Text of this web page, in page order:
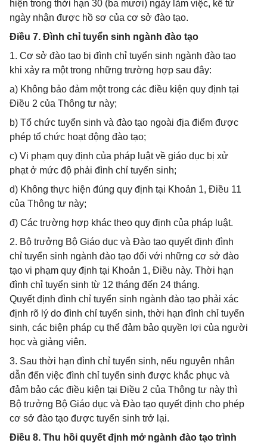
hiện trong thời hạn 30 (ba mươi) ngày làm việc, kể từ
ngày nhận được hồ sơ của cơ sở đào tạo.
Điều 7. Đình chỉ tuyển sinh ngành đào tạo
1. Cơ sở đào tạo bị đình chỉ tuyển sinh ngành đào tạo
khi xảy ra một trong những trường hợp sau đây:
a) Không bảo đảm một trong các điều kiện quy định tại
Điều 2 của Thông tư này;
b) Tổ chức tuyển sinh và đào tạo ngoài địa điểm được
phép tổ chức hoạt động đào tạo;
c) Vi phạm quy định của pháp luật về giáo dục bị xử
phạt ở mức độ phải đình chỉ tuyển sinh;
d) Không thực hiện đúng quy định tại Khoản 1, Điều 11
của Thông tư này;
đ) Các trường hợp khác theo quy định của pháp luật.
2. Bộ trưởng Bộ Giáo dục và Đào tạo quyết định đình
chỉ tuyển sinh ngành đào tạo đối với những cơ sở đào
tạo vi phạm quy định tại Khoản 1, Điều này. Thời hạn
đình chỉ tuyển sinh từ 12 tháng đến 24 tháng.
Quyết định đình chỉ tuyển sinh ngành đào tạo phải xác
định rõ lý do đình chỉ tuyển sinh, thời hạn đình chỉ tuyển
sinh, các biện pháp cụ thể đảm bảo quyền lợi của người
học và giảng viên.
3. Sau thời hạn đình chỉ tuyển sinh, nếu nguyên nhân
dẫn đến việc đình chỉ tuyển sinh được khắc phục và
đảm bảo các điều kiện tại Điều 2 của Thông tư này thì
Bộ trưởng Bộ Giáo dục và Đào tạo quyết định cho phép
cơ sở đào tạo được tuyển sinh trở lại.
Điều 8. Thu hồi quyết định mở ngành đào tạo trình